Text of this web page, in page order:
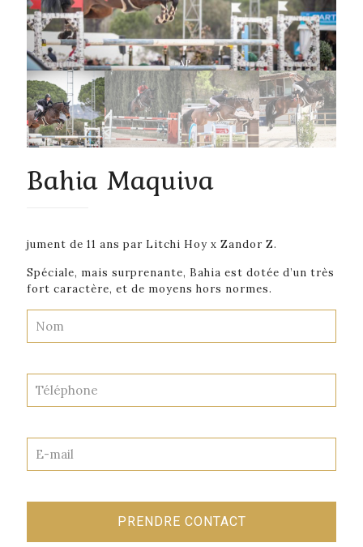
Bahia Maquiva
jument de 11 ans par Litchi Hoy x Zandor Z.
Spéciale, mais surprenante, Bahia est dotée d’un très
fort caractère, et de moyens hors normes.